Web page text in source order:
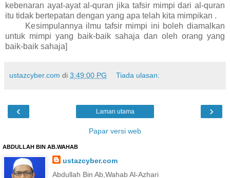
kebenaran ayat-ayat al-quran jika tafsir mimpi dari al-quran
itu tidak bertepatan dengan yang apa telah kita mimpikan .
Kesimpulannya ilmu tafsir mimpi ini boleh diamalkan
untuk mimpi yang baik-baik sahaja dan oleh orang yang
baik-baik sahaja]
ustazcyber.com di 3:49:00 PG Tiada ulasan:
‹ ›
Laman utama
Papar versi web
ABDULLAH BIN AB.WAHAB
ustazcyber.com
Abdullah Bin Ab,Wahab Al-Azhari